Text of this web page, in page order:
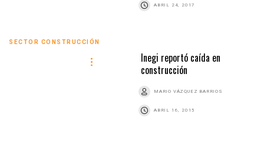
ABRIL 24, 2017
SECTOR CONSTRUCCIÓN
Inegi reportó caída en
construcción
MARIO VÁZQUEZ BARRIOS
ABRIL 16, 2015